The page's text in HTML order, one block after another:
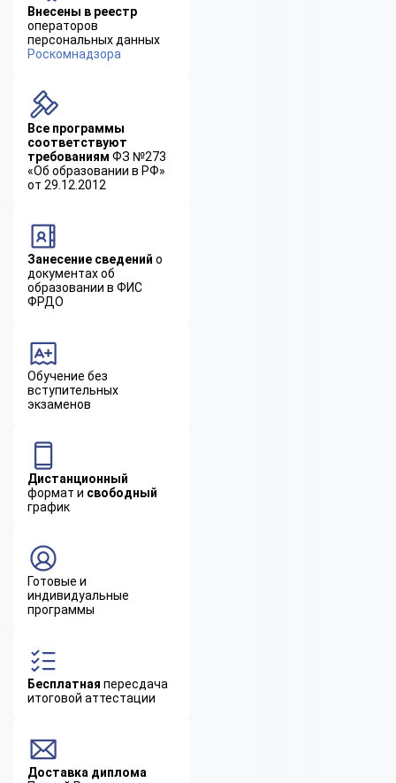
Внесены в реестр
операторов
персональных данных
Роскомнадзора
Все программы
соответствуют
требованиям ФЗ №273
«Об образовании в РФ»
от 29.12.2012
Занесение сведений о
документах об
образовании в ФИС
ФРДО
Обучение без
вступительных
экзаменов
Дистанционный
формат и свободный
график
Готовые и
индивидуальные
программы
Бесплатная пересдача
итоговой аттестации
Доставка диплома